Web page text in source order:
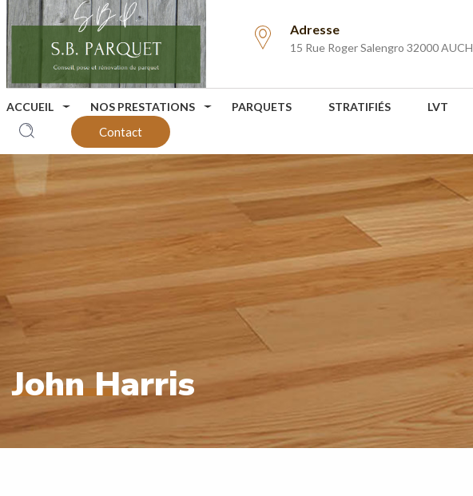
Adresse
15 Rue Roger Salengro 32000 AUCH
ACCUEIL NOS PRESTATIONS PARQUETS STRATIFIÉS LVT
Contact
John Harris